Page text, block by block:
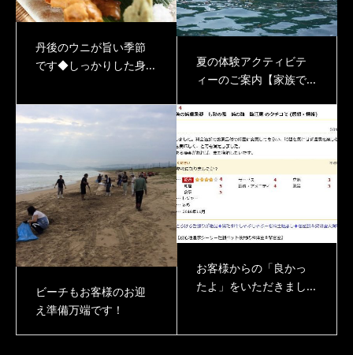
丹後のウニが旨い季節
です◆しっかりした身...
夏の体験アクティビテ
ィーのご案内【家族で...
ビーチもお客様のお迎
え準備万端です！
お客様からの「良かっ
たよ」をいただきまし...